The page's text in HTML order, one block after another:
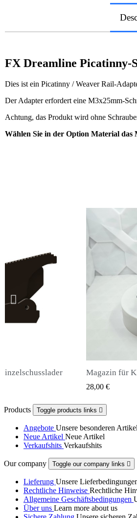
FX Dreamline Picatinny-
Dies ist ein Picatinny / Weaver Rail-
Der Adapter erfordert eine M3x25mm-
Achtung, das Produkt wird ohne
Wählen Sie in der Option Material das
QUICK VIEW
Products Toggle products links 
Angebote Unsere besonderen Artikel
Neue Artikel Neue Artikel
Verkaufshits Verkaufshits
Our company Toggle our company links 
Lieferung Unsere
Rechtliche Hinweise Rechtliche
Allgemeine Geschäftsbedingungen
Über uns Learn more about us